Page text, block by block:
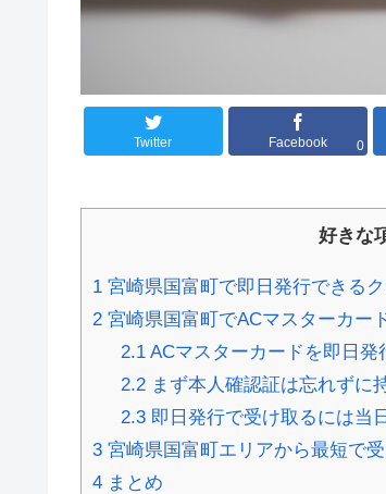
Twitter Facebook 0
好きな
1 宮崎県国富町で即日発行できる
2 宮崎県国富町でACマスターカー
2.1ACマスターカードを即日発
2.2まず本人確認証は忘れずに
2.3即日発行で受け取るには当
3 宮崎県国富町エリアから最短で
4 まとめ